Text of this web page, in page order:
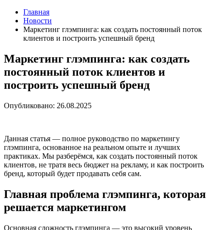
Главная
Новости
Маркетинг глэмпинга: как создать постоянный поток
клиентов и построить успешный бренд
Маркетинг глэмпинга: как создать
постоянный поток клиентов и
построить успешный бренд
Опубликовано: 26.08.2025
Данная статья — полное руководство по маркетингу
глэмпинга, основанное на реальном опыте и лучших
практиках. Мы разберёмся, как создать постоянный поток
клиентов, не тратя весь бюджет на рекламу, и как построить
бренд, который будет продавать себя сам.
Главная проблема глэмпинга, которая
решается маркетингом
Основная сложность глэмпинга — это высокий уровень